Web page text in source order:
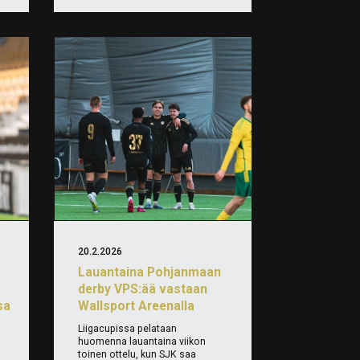
Lauantaina Pohjanmaan
derby VPS:ää vastaan
Wallsport Areenalla
20.2.2026
Liigacupissa pelataan
huomenna lauantaina viikon
toinen ottelu, kun SJK saa